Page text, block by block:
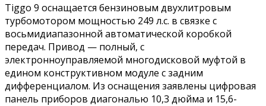
Tiggo 9 оснащается бензиновым двухлитровым
турбомотором мощностью 249 л.с. в связке с
восьмидиапазонной автоматической коробкой
передач. Привод — полный, с
электронноуправляемой многодисковой муфтой в
едином конструктивном модуле с задним
дифференциалом. Из оснащения заявлены цифровая
панель приборов диагональю 10,3 дюйма и 15,6-